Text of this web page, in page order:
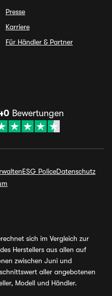
Presse
Karriere
Für Händler & Partner
Bewertungen
ESG PoliceDatenschutz
sich im Vergleich zur
Herstellers aus allen auf
zwischen Juni und
aller angebotenen
Modell und Händler.